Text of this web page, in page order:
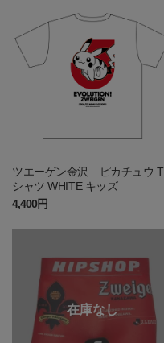
ツエーゲン金沢 ピカチュウ T
シャツ WHITE キッズ
4,400円